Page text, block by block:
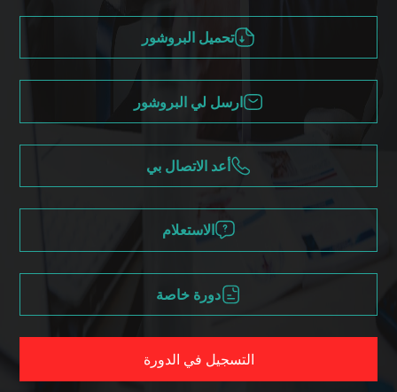
تحميل البروشور
ارسل لي البروشور
أعد الاتصال بي
الاستعلام
دورة خاصة
التسجيل في الدورة